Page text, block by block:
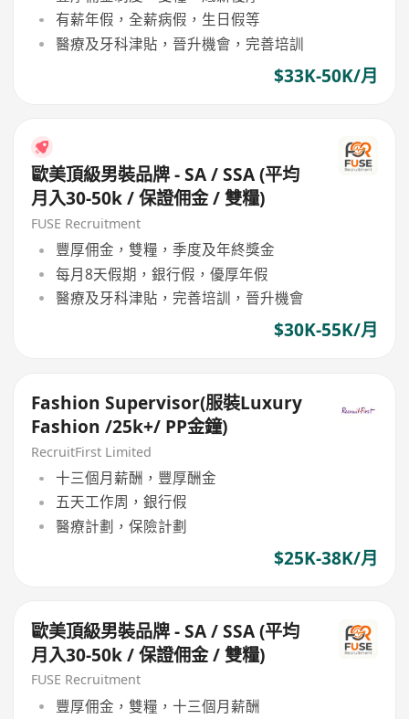
有薪年假，全薪病假，生日假等
醫療及牙科津貼，晉升機會，完善培訓
$33K-50K/月
歐美頂級男裝品牌 - SA / SSA (平均
月入30-50k / 保證佣金 / 雙糧)
FUSE Recruitment
豐厚佣金，雙糧，季度及年終獎金
每月8天假期，銀行假，優厚年假
醫療及牙科津貼，完善培訓，晉升機會
$30K-55K/月
Fashion Supervisor(服裝Luxury
Fashion /25k+/ PP金鐘)
RecruitFirst Limited
十三個月薪酬，豐厚酬金
五天工作周，銀行假
醫療計劃，保險計劃
$25K-38K/月
歐美頂級男裝品牌 - SA / SSA (平均
月入30-50k / 保證佣金 / 雙糧)
FUSE Recruitment
豐厚佣金，雙糧，十三個月薪酬